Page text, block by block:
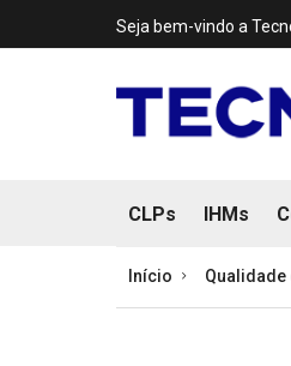
Seja bem-vindo a
CLPs IHMs
Início Qualidade